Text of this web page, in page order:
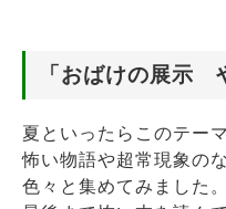
4つの図書館
Webサービス
「おばけの展示
夏といったらこのテー
怖い物語や超常現象の
色々と集めてみました